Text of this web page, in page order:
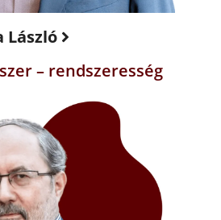
László
– rendszeresség